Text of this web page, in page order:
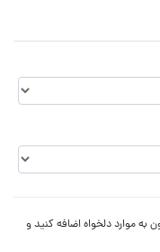
موارد دلخواه اضافه کنید و